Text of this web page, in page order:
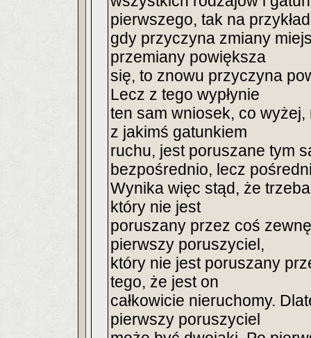
pierwszego, tak na
gdy przyczyna zmiany
przemiany powiększa
się, to znowu przyczyna
Lecz z tego wypłynie
ten sam wniosek, co
z jakimś gatunkiem
ruchu, jest poruszane tym
bezpośrednio, lecz
Wynika więc stąd, że
który nie jest
poruszany przez coś
pierwszy poruszyciel,
który nie jest poruszany
tego, że jest on
całkowicie nieruchomy.
pierwszy poruszyciel